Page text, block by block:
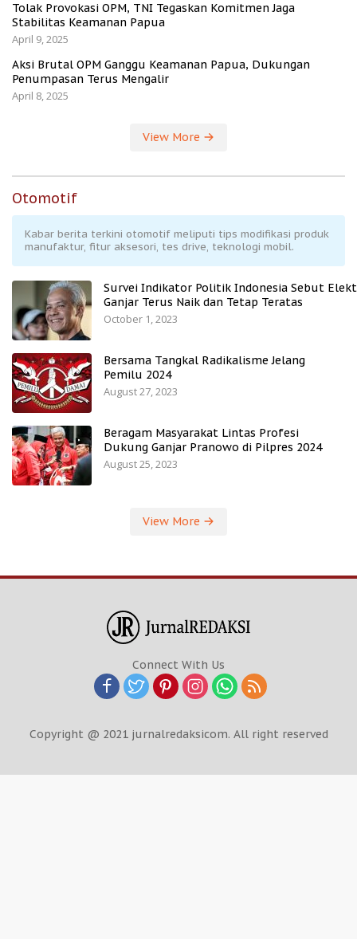
Tolak Provokasi OPM, TNI Tegaskan Komitmen Jaga
Stabilitas Keamanan Papua
April 9, 2025
Aksi Brutal OPM Ganggu Keamanan Papua, Dukungan
Penumpasan Terus Mengalir
April 8, 2025
View More
Otomotif
Kabar berita terkini otomotif meliputi tips modifikasi produk
manufaktur, fitur aksesori, tes drive, teknologi mobil.
Survei Indikator Politik Indonesia Sebut
Ganjar Terus Naik dan Tetap Teratas
October 1, 2023
Bersama Tangkal Radikalisme Jelang
Pemilu 2024
August 27, 2023
Beragam Masyarakat Lintas Profesi
Dukung Ganjar Pranowo di Pilpres 2024
August 25, 2023
View More
Connect With Us
Copyright @ 2021 jurnalredaksicom. All right reserved